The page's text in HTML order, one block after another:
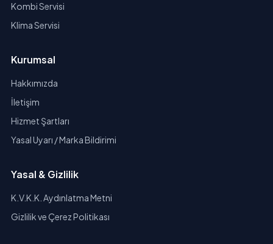
Kombi Servisi
Klima Servisi
Kurumsal
Hakkımızda
İletişim
Hizmet Şartları
Yasal Uyarı / Marka Bildirimi
Yasal & Gizlilik
K.V.K.K. Aydınlatma Metni
Gizlilik ve Çerez Politikası